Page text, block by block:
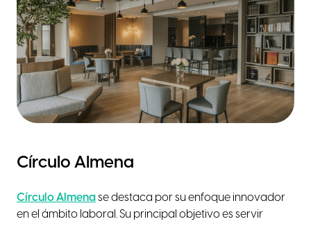
Círculo Almena
Círculo Almenase destaca por su enfoque innovador
en el ámbito laboral. Su principal objetivo es servir